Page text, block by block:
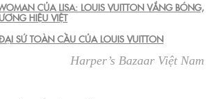
CỦA LISA: LOUIS VUITTON VẮNG BÓNG,
HIỆU VIỆT
SỨ TOÀN CẦU CỦA LOUIS VUITTON
Harper’s Bazaar Việt Nam